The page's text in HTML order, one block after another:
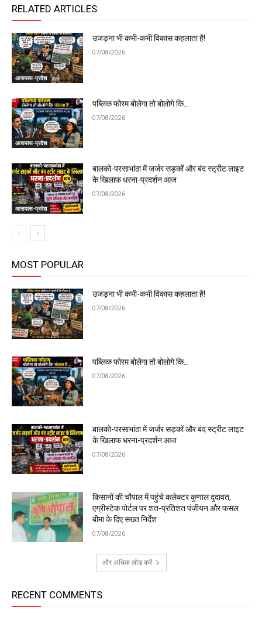
RELATED ARTICLES
आसपास-प्रदेश
उजड़ना भी कभी-कभी विकास कहलाता है!
07/08/2026
आसपास-प्रदेश
पब्लिक फोरम बोलेगा तो बोलोगे कि…
07/08/2026
आसपास-प्रदेश
बालको-परसाभांठा में जर्जर सड़कों और बंद स्ट्रीट लाइट
के खिलाफ धरना-प्रदर्शन आज
07/08/2026
MOST POPULAR
उजड़ना भी कभी-कभी विकास कहलाता है!
07/08/2026
पब्लिक फोरम बोलेगा तो बोलोगे कि…
07/08/2026
बालको-परसाभांठा में जर्जर सड़कों और बंद स्ट्रीट लाइट
के खिलाफ धरना-प्रदर्शन आज
07/08/2026
किसानों की चौपाल में पहुंचे कलेक्टर कुणाल दुदावत,
एग्रीस्टेक पोर्टल पर शत-प्रतिशत पंजीयन और फसल
बीमा के दिए सख्त निर्देश
07/08/2026
और अधिक लोड करें
RECENT COMMENTS